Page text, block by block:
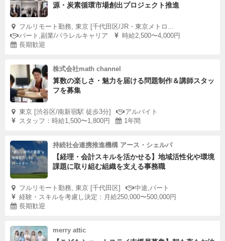
源・炭素循環市場創出プロジェクト推進
フルリモート勤務, 東京 [千代田区/JR・東京メトロ...
パート,副業/パラレルキャリア
時給2,500〜4,000円
長期歓迎
株式会社math channel
算数の楽しさ・魅力を届ける問題制作＆講師スタッ
フを募集
東京 [渋谷区/南新宿駅 徒歩3分]
アルバイト
スタッフ：時給1,500〜1,800円
1年間
持続社会連携推進機構 アース・シェルパ
【経理・会計スキルを活かせる】地域活性化や環境
課題に取り組む組織を支える事務職
フルリモート勤務, 東京 [千代田区]
中途,パート
経験・スキルを考慮し決定：月給250,000〜500,000円
長期歓迎
merry attic